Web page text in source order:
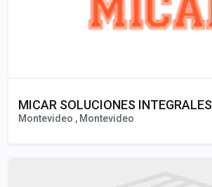
MICAR SOLUCIONES INTEGRALES
Montevideo , Montevideo